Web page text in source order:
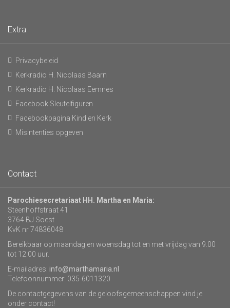
Extra
Privacybeleid
Kerkradio H. Nicolaas Baarn
Kerkradio H. Nicolaas Eemnes
Facebook Sleutelfiguren
Facebookpagina Kind en Kerk
Misintenties opgeven
Contact
Parochiesecretariaat HH. Martha en Maria:
Steenhoffstraat 41
3764 BJ Soest
KvK nr 74836048
Bereikbaar op maandag en woensdag tot en met vrijdag van 9.00
tot 12.00 uur.
E-mailadres: info@marthamaria.nl
Telefoonnummer: 035-6011320
De contactgegevens van de geloofsgemeenschappen vind je
onder contact!